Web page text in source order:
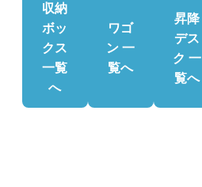
収納
ボッ
クス
一覧
へ
ワゴ
ン 一
覧へ
昇降
デス
ク 一
覧へ